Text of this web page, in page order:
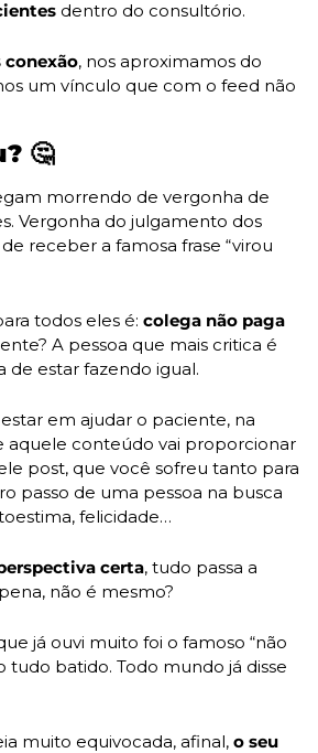
dentro do consultório.
, nos aproximamos do
um vínculo que com o feed não
🤔
morrendo de vergonha de
Vergonha do julgamento dos
receber a famosa frase “virou
todos eles é: colega não paga
A pessoa que mais critica é
de estar fazendo igual.
aquele conteúdo vai proporcionar
post, que você sofreu tanto para
passo de uma pessoa na busca
felicidade…
certa, tudo passa a
não é mesmo?
já ouvi muito foi o famoso “não
tudo batido. Todo mundo já disse
muito equivocada, afinal, o seu